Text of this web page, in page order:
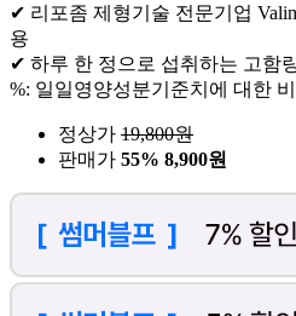
✔ 리포좀 제형기술 전문기업
용
✔ 하루 한 정으로 섭취하는 고함
%: 일일영양성분기준치에 대한
정상가 19,800원
판매가 55% 8,900원